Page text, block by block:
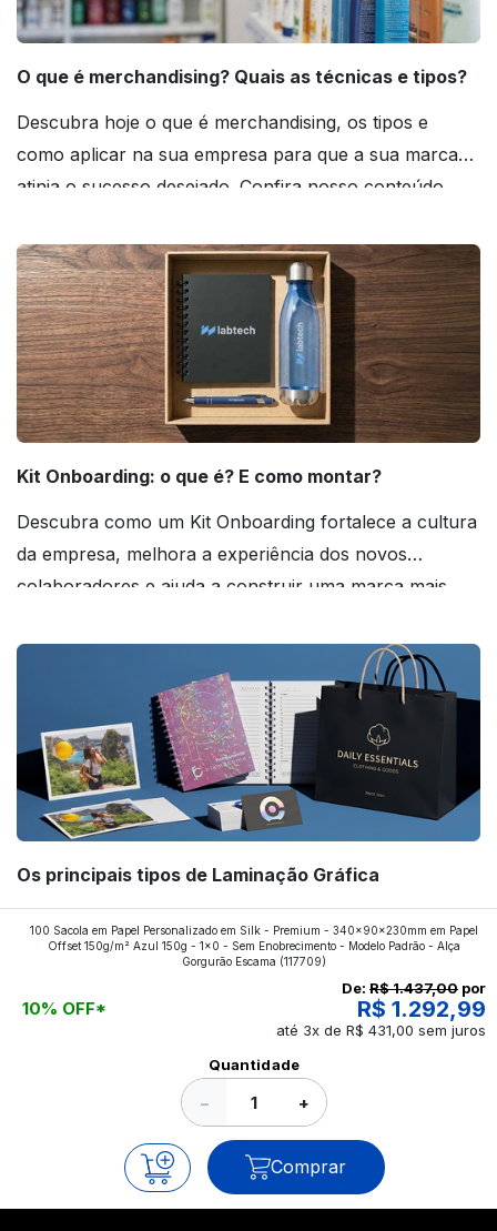
O que é merchandising? Quais as técnicas e tipos?
Descubra hoje o que é merchandising, os tipos e
como aplicar na sua empresa para que a sua marca
atinja o sucesso desejado. Confira nosso conteúdo
Kit Onboarding: o que é? E como montar?
Descubra como um Kit Onboarding fortalece a cultura
da empresa, melhora a experiência dos novos
colaboradores e ajuda a construir uma marca mais
Os principais tipos de Laminação Gráfica
aplicados nos impressos da gráfica FuturaIM? Então,
continue a leitura que vamos revelar para você!
100 Sacola em Papel Personalizado em Silk - Premium - 340x90x230mm em Papel
Offset 150g/m² Azul 150g - 1x0 - Sem Enobrecimento - Modelo Padrão - Alça
Gorgurão Escama (117709)
10% OFF*
De: R$ 1.437,00 por
R$ 1.292,99
até 3x de R$ 431,00 sem juros
Quantidade
− +
Comprar